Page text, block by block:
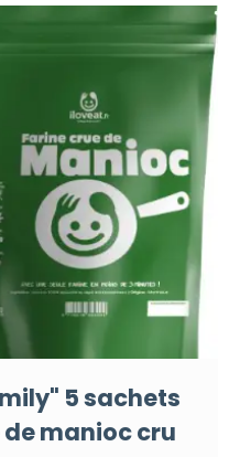
5 sachets
de manioc cru